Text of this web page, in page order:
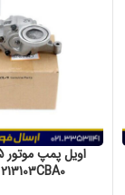
213103CBA0 (اصلی)